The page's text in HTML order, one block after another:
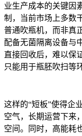
业生产成本的关键因
制，当前市场上多数
普通吹瓶机，而非真
配备无菌隔离设备与
直接回收后，难以保
只能用于瓶胚吹扫等
这样的“短板”使得企
空气，长期运营下来
空间。同时，高能耗